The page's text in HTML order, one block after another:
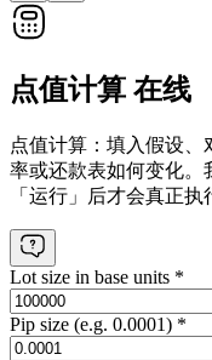
点值计算 在线
点值计算：填入假设、
率或还款表如何变化。
「运行」后才会真正执
Lot size in base units *
Pip size (e.g. 0.0001) *